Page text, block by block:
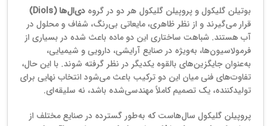
بوتیلن گلیکول و پروپیلن گلیکول هر دو در گروه دی‌ال‌ها (Diols)
قرار می‌گیرند و از نظر ظاهری، مایعاتی بی‌رنگ، شفاف و محلول در
آب هستند. شباهت ساختاری این دو ماده باعث شده در بسیاری از
فرمولاسیون‌ها، به‌ویژه در صنایع آرایشی، دارویی و شیمیایی،
به‌عنوان جایگزین‌های بالقوه یکدیگر در نظر گرفته شوند. با این حال،
تفاوت‌های فنی میان این دو ترکیب باعث می‌شود انتخاب نهایی برای
تولیدکننده، یک تصمیم کاملاً مهندسی‌شده باشد، نه سلیقه‌ای.
پروپیلن گلیکول سال‌هاست که به‌طور گسترده در صنایع مختلف از